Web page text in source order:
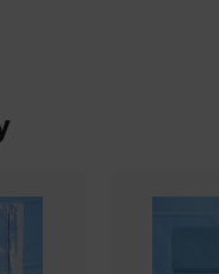
zabezpečujú
kameru aj nástrojový
riziko